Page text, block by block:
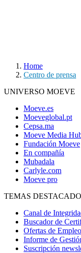
Home
Centro de prensa
UNIVERSO MOEVE
Moeve.es
Moeveglobal.pt
Cepsa.ma
Moeve Media
Fundación Moeve
En compañía
Mubadala
Carlyle.com
Moeve pro
TEMAS
Canal de
Buscador de
Ofertas de Empleo
Informe de
Suscripción